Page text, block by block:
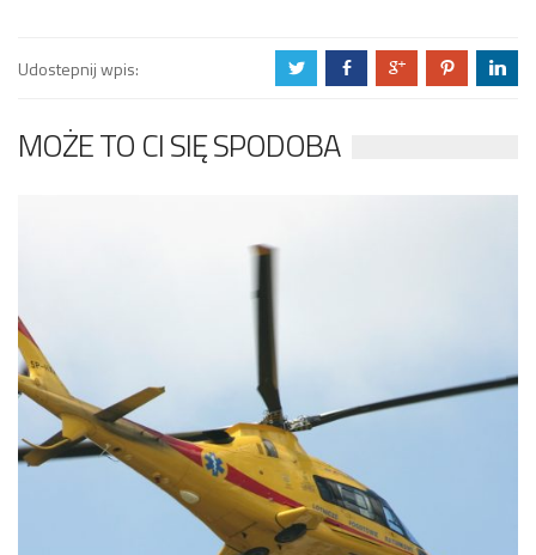
Udostepnij wpis: a b c d j
MOŻE TO CI SIĘ SPODOBA